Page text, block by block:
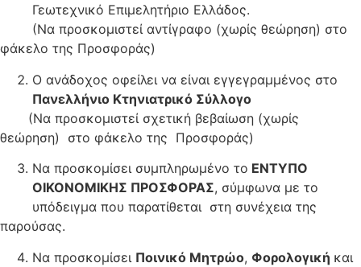
Γεωτεχνικό Επιμελητήριο Ελλάδος.
(Να προσκομιστεί αντίγραφο (χωρίς θεώρηση) στο
φάκελο της Προσφοράς)
Ο ανάδοχος οφείλει να είναι εγγεγραμμένος στο
Πανελλήνιο Κτηνιατρικό Σύλλογο
(Να προσκομιστεί σχετική βεβαίωση (χωρίς
θεώρηση) στο φάκελο της Προσφοράς)
Να προσκομίσει συμπληρωμένο το ΕΝΤΥΠΟ
ΟΙΚΟΝΟΜΙΚΗΣ ΠΡΟΣΦΟΡΑΣ, σύμφωνα με το
υπόδειγμα που παρατίθεται στη συνέχεια της
παρούσας.
Να προσκομίσει Ποινικό Μητρώο, Φορολογική και